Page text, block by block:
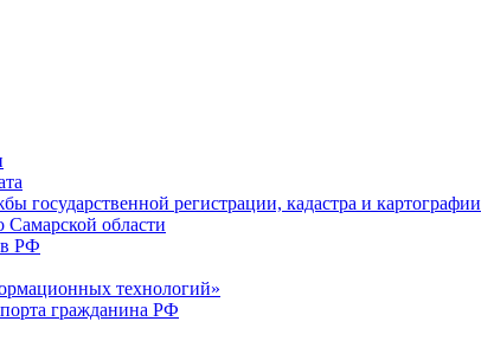
государственной регистрации, кадастра и картографии
области
РФ
технологий»
гражданина РФ